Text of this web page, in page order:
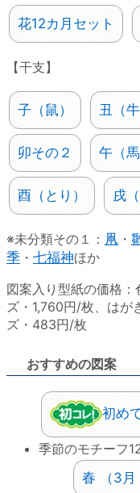
花12カ月セット
【干支】
子（鼠） 丑（牛
卯その２ 午（馬
酉（とり） 戌
※未分類その１： 凧 ・
季 ・ 七福神ほか
図案入り型紙の価格：
ズ・1,760円/枚、はが
ズ・483円/枚
おすすめの図案
初め
季節のモチーフ
春 （3月